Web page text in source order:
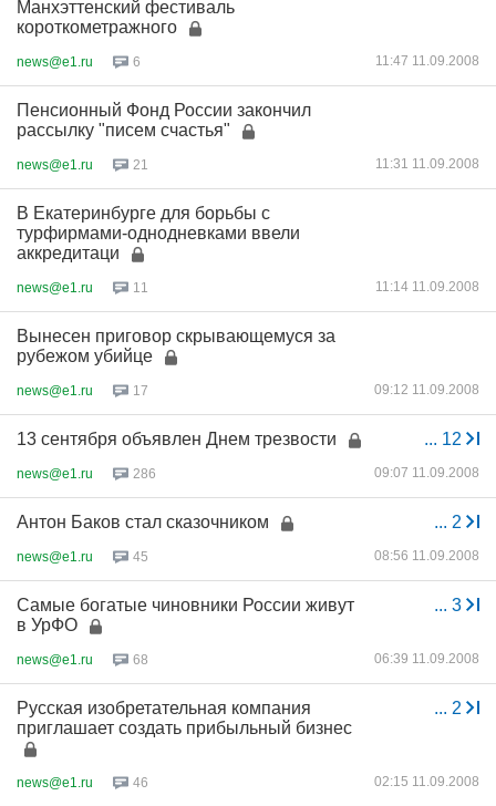
Манхэттенский фестиваль
короткометражного
news@e1.ru 6 11:47 11.09.2008
Пенсионный Фонд России закончил
рассылку "писем счастья"
news@e1.ru 21 11:31 11.09.2008
В Екатеринбурге для борьбы с
турфирмами-однодневками ввели
аккредитаци
news@e1.ru 11 11:14 11.09.2008
Вынесен приговор скрывающемуся за
рубежом убийце
news@e1.ru 17 09:12 11.09.2008
... 12
13 сентября объявлен Днем трезвости
news@e1.ru 286 09:07 11.09.2008
... 2
Антон Баков стал сказочником
news@e1.ru 45 08:56 11.09.2008
... 3
Самые богатые чиновники России живут
в УрФО
news@e1.ru 68 06:39 11.09.2008
... 2
Русская изобретательная компания
приглашает создать прибыльный бизнес
news@e1.ru 46 02:15 11.09.2008